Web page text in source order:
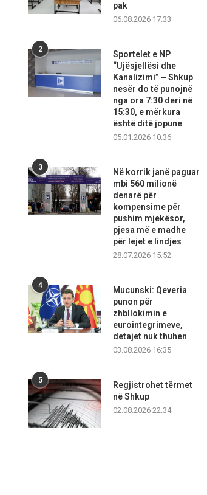
pak
06.08.2026 17:33
2
Sportelet e NP
“Ujësjellësi dhe
Kanalizimi” – Shkup
nesër do të punojnë
nga ora 7:30 deri në
15:30, e mërkura
është ditë jopune
05.01.2026 10:36
3
Në korrik janë paguar
mbi 560 milionë
denarë për
kompensime për
pushim mjekësor,
pjesa më e madhe
për lejet e lindjes
28.07.2026 15:52
4
Mucunski: Qeveria
punon për
zhbllokimin e
eurointegrimeve,
detajet nuk thuhen
03.08.2026 16:35
5
Regjistrohet tërmet
në Shkup
02.08.2026 22:34